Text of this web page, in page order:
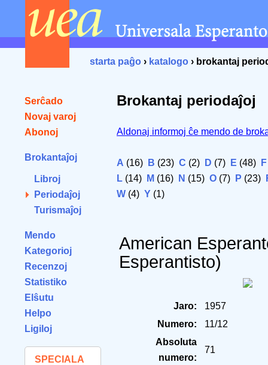
starta paĝo › katalogo › brokantaj
Serĉado
Novaj varoj
Abonoj
Brokantaĵoj
Libroj
Periodaĵoj
Turismaĵoj
Mendo
Kategorioj
Recenzoj
Statistiko
Elŝutu
Helpo
Ligiloj
SPECIALA
Brokantaj periodaĵoj
Aldonaj informoj ĉe mendo de
A (16) B (23) C (2) D (7) E (48) F
L (14) M (16) N (15) O (7) P (23)
W (4) Y (1)
American
Esperantisto)
Jaro:
1957
Numero:
11/12
Absoluta
numero:
71